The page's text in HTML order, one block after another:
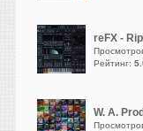
Nostalgia
издании,
летию.
reFX -
Рейтинг:
W. A.